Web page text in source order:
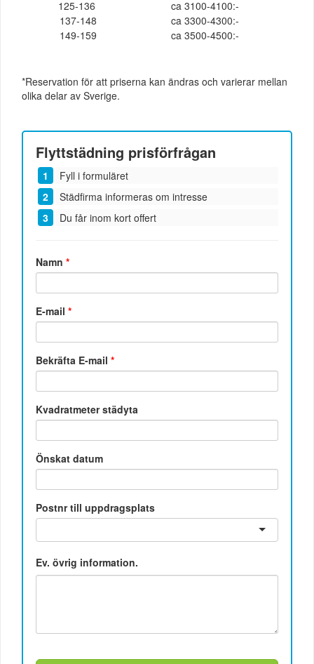
125-136
ca 3100-4100:-
137-148
ca 3300-4300:-
149-159
ca 3500-4500:-
*Reservation för att priserna kan ändras och varierar mellan
olika delar av Sverige.
Flyttstädning prisförfrågan
Fyll i formuläret
Städfirma informeras om intresse
Du får inom kort offert
Namn*
E-mail*
Bekräfta E-mail*
Kvadratmeter städyta
Önskat datum
Postnr till uppdragsplats
Ev. övrig information.